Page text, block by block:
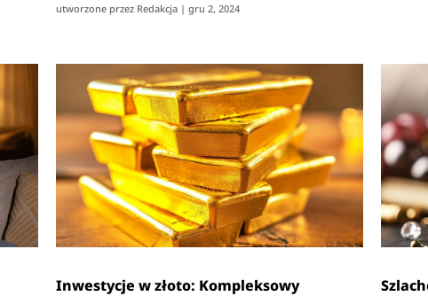
utworzone przez Redakcja |gru 2, 2024
Inwestycje w złoto: Kompleksowy